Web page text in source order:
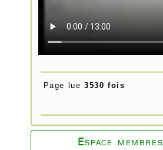
Page lue 3530 fois
Espace membres